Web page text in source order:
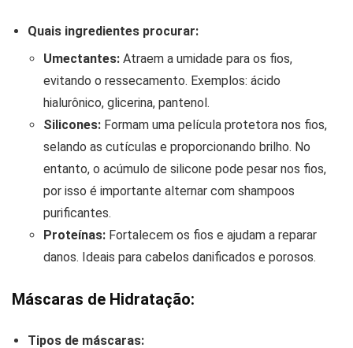
Quais ingredientes procurar:
Umectantes: Atraem a umidade para os fios,
evitando o ressecamento. Exemplos: ácido
hialurônico, glicerina, pantenol.
Silicones: Formam uma película protetora nos fios,
selando as cutículas e proporcionando brilho. No
entanto, o acúmulo de silicone pode pesar nos fios,
por isso é importante alternar com shampoos
purificantes.
Proteínas: Fortalecem os fios e ajudam a reparar
danos. Ideais para cabelos danificados e porosos.
Máscaras de Hidratação:
Tipos de máscaras: